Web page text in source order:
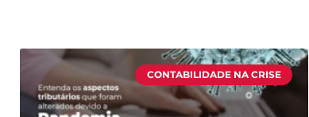
CONTABILIDADE NA CRISE